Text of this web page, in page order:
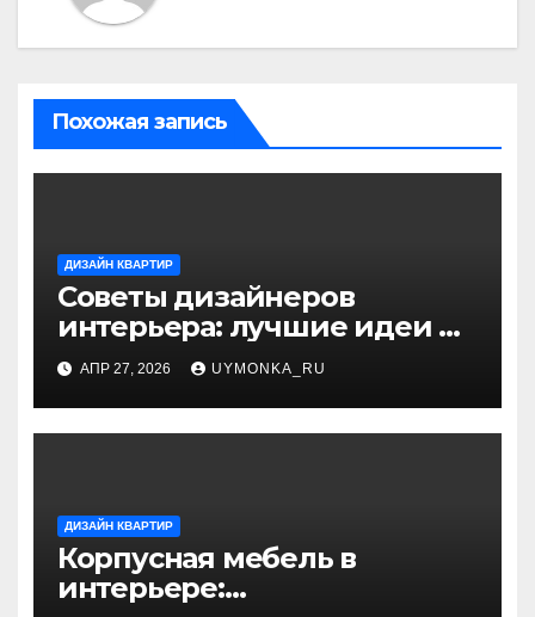
Похожая запись
ДИЗАЙН КВАРТИР
Советы дизайнеров
интерьера: лучшие идеи и
профессиональные
секреты оформления
АПР 27, 2026 UYMONKA_RU
ДИЗАЙН КВАРТИР
Корпусная мебель в
интерьере: